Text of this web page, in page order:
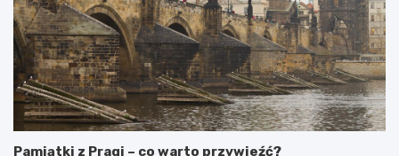
Pamiątki z Pragi – co warto przywieźć?